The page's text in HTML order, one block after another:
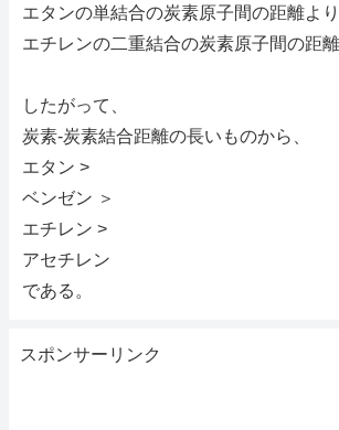
エタンの単結合の炭素原子間の距離より
エチレンの二重結合の炭素原子間の距離
したがって、
炭素-炭素結合距離の長いものから、
エタン >
ベンゼン ＞
エチレン >
アセチレン
である。
スポンサーリンク